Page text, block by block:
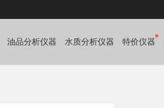
油品分析仪器 水质分析仪器 特价仪器